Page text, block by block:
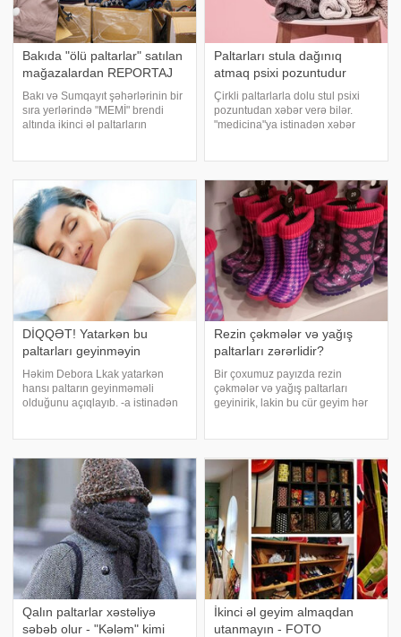
Bakıda "ölü paltarlar" satılan
mağazalardan REPORTAJ
Bakı və Sumqayıt şəhərlərinin bir
sıra yerlərində "MEMİ" brendi
altında ikinci əl paltarların
geyilmiş paltarları
Paltarları stula dağınıq
atmaq psixi pozuntudur
Çirkli paltarlarla dolu stul psixi
pozuntudan xəbər verə bilər.
"medicina"ya istinadən xəbər
paltar yuyulmasın
DİQQƏT! Yatarkən bu
paltarları geyinməyin
Həkim Debora Lkak yatarkən
hansı paltarın geyinməməli
olduğunu açıqlayıb. -a istinadən
sözlərinə görə, ayaqları qızdırma
Rezin çəkmələr və yağış
paltarları zərərlidir?
Bir çoxumuz payızda rezin
çəkmələr və yağış paltarları
geyinirik, lakin bu cür geyim hər
üçün zərərli ola biləcəyinə
inanırlar.
Qalın paltarlar xəstəliyə
səbəb olur - "Kələm" kimi
İkinci əl geyim almaqdan
utanmayın - FOTO